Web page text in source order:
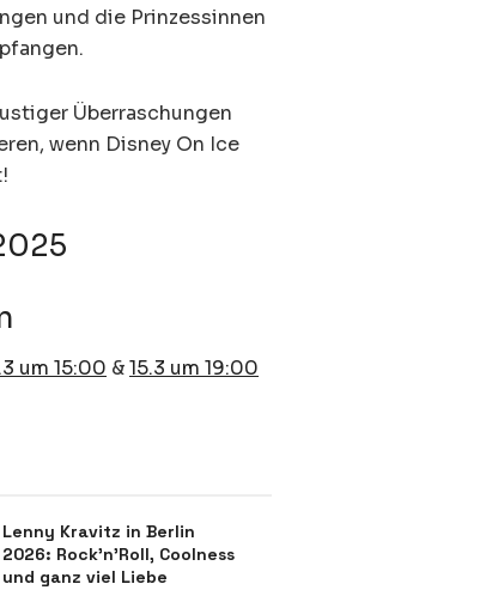
und die Prinzessinnen
Überraschungen
wenn Disney On Ice
um 15:00 &15.3 um 19:00
Lenny Kravitz in Berlin
2026: Rock’n’Roll, Coolness
und ganz viel Liebe